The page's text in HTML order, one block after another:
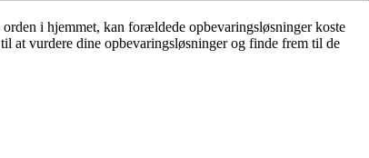
i hjemmet, kan forældede opbevaringsløsninger koste
at vurdere dine opbevaringsløsninger og finde frem til de